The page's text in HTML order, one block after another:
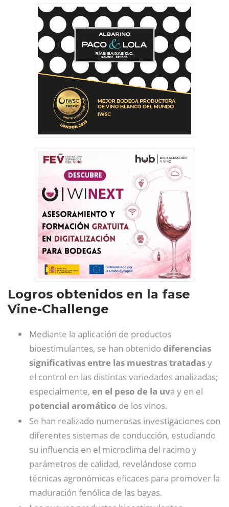
Logros obtenidos en la fase
Vine-Challenge
Mediante la aplicación de productos
bioestimulantes, se han obtenido diferencias
significativas entre las muestras tratadasy
el control en las distintas variedades analizadas;
especialmente, en el peso de la uva y en el
potencial aromático de los vinos.
Se han realizado numerosas investigaciones con
diferentes sistemas de conducción, estudiando
su influencia en el microclima del racimo y
parámetros de calidad, revelándose como
técnicas agronómicas eficaces para promover la
maduración fenólica de las bayas.